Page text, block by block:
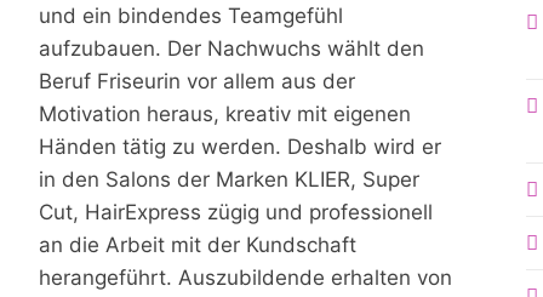
und ein bindendes Teamgefühl
aufzubauen. Der Nachwuchs wählt den
Beruf Friseurin vor allem aus der
Motivation heraus, kreativ mit eigenen
Händen tätig zu werden. Deshalb wird er
in den Salons der Marken KLIER, Super
Cut, HairExpress zügig und professionell
an die Arbeit mit der Kundschaft
herangeführt. Auszubildende erhalten von